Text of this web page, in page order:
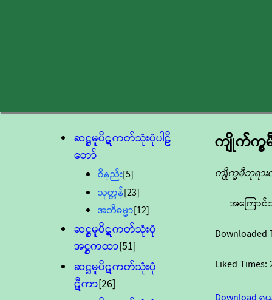
ဆဋ္ဌမူပိဋကတ်သုံးပုံပါဠိ
တော်
ဝိနည်း[5]
သုတ္တန်[23]
အဘိဓမ္မာ[12]
ဆဋ္ဌမူပိဋကတ်သုံးပုံ
အဋ္ဌကထာ[51]
ဆဋ္ဌမူပိဋကတ်သုံးပုံ
ဋီကာ[26]
ကျိုက်က္ခ
ကျိုက္ခမီဘုရာ
အကြောင်
Downloaded
Liked Times: